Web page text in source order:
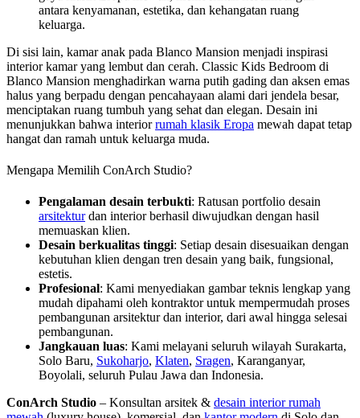
antara kenyamanan, estetika, dan kehangatan ruang
keluarga.
Di sisi lain, kamar anak pada Blanco Mansion menjadi inspirasi
interior kamar yang lembut dan cerah. Classic Kids Bedroom di
Blanco Mansion menghadirkan warna putih gading dan aksen emas
halus yang berpadu dengan pencahayaan alami dari jendela besar,
menciptakan ruang tumbuh yang sehat dan elegan. Desain ini
menunjukkan bahwa interiorrumah klasik Eropa mewah dapat tetap
hangat dan ramah untuk keluarga muda.
Mengapa Memilih ConArch Studio?
Pengalaman desain terbukti: Ratusan portfolio desain
arsitekturdan interior berhasil diwujudkan dengan hasil
memuaskan klien.
Desain berkualitas tinggi: Setiap desain disesuaikan dengan
kebutuhan klien dengan tren desain yang baik, fungsional,
estetis.
Profesional: Kami menyediakan gambar teknis lengkap yang
mudah dipahami oleh kontraktor untuk mempermudah proses
pembangunan arsitektur dan interior, dari awal hingga selesai
pembangunan.
Jangkauan luas: Kami melayani seluruh wilayah Surakarta,
Solo Baru, Sukoharjo, Klaten, Sragen, Karanganyar,
Boyolali, seluruh Pulau Jawa dan Indonesia.
ConArch Studio – Konsultan arsitek & desain interior rumah